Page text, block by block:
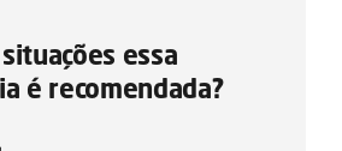
essa
é recomendada?